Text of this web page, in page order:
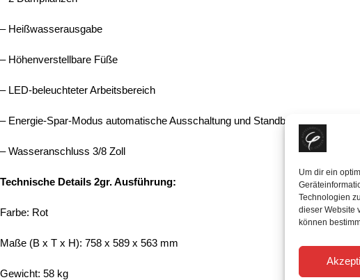
Um dir ein
Technologien
dieser Website
können
– Heißwasserausgabe
– Höhenverstellbare Füße
– LED-beleuchteter Arbeitsbereich
– Energie-Spar-Modus automatische Ausschaltung und Standby-Funktion
– Wasseranschluss 3/8 Zoll
Technische Details 2gr. Ausführung:
Farbe: Rot
Maße (B x T x H): 758 x 589 x 563 mm
Gewicht: 58 kg